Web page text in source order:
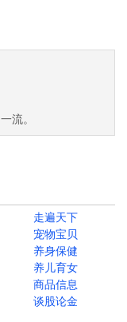
流。
走遍天下
宠物宝贝
养身保健
养儿育女
商品信息
谈股论金